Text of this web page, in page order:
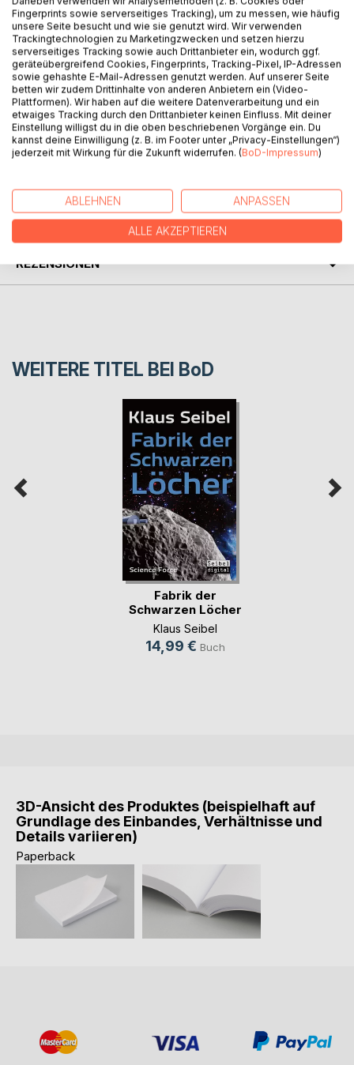
Hauptkommissarin Ellen Faber hat ihren Dienst quittiert,
aber die Verbrechen lassen sie nicht los. Sie stolpert über
kriminelle Genmanipulationen an Nahrungsmitteln. Agenten
der Genkonzerne und selbst ihre Ex-Kollegen jagen sie mit
allen Mitteln. Ihre Zeit in Freiheit läuft ab, eine falsche
Entscheidung und die Fallen schnappen zu. Nur ein einziger
Mensch kann ihr helfen: ihr Erpresser. Aber der verfolgt
einen eigenen Plan.
PRESSESTIMMEN
REZENSIONEN
WEITERE TITEL BEI BoD
Fabrik der
Schwarzen Löcher
Klaus Seibel
14,99 € Buch
3D-Ansicht des Produktes (beispielhaft auf
Grundlage des Einbandes, Verhältnisse und
Details variieren)
Paperback
Fingerprints sowie serverseitiges Tracking), um zu messen, wie häufig
unsere Seite besucht und wie sie genutzt wird. Wir verwenden
Trackingtechnologien zu Marketingzwecken und setzen hierzu
serverseitiges Tracking sowie auch Drittanbieter ein, wodurch ggf.
geräteübergreifend Cookies, Fingerprints, Tracking-Pixel, IP-Adressen
sowie gehashte E-Mail-Adressen genutzt werden. Auf unserer Seite
betten wir zudem Drittinhalte von anderen Anbietern ein (Video-
Plattformen). Wir haben auf die weitere Datenverarbeitung und ein
etwaiges Tracking durch den Drittanbieter keinen Einfluss. Mit deiner
Einstellung willigst du in die oben beschriebenen Vorgänge ein. Du
kannst deine Einwilligung (z. B. im Footer unter „Privacy-Einstellungen“)
jederzeit mit Wirkung für die Zukunft widerrufen. (BoD-Impressum)
ABLEHNEN ANPASSEN
ALLE AKZEPTIEREN